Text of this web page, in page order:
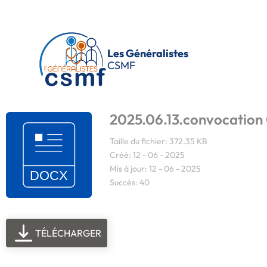
Les Généralistes
CSMF
2025.06.13.convocation
Taille du fichier: 372.35 KB
Créé: 12 - 06 - 2025
Mis à jour: 12 - 06 - 2025
Succès: 40
TÉLÉCHARGER